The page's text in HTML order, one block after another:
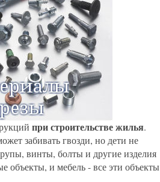
при строительстве жилья.
забивать гвозди, но дети не
винты, болты и другие изделия
и мебель - все эти объекты